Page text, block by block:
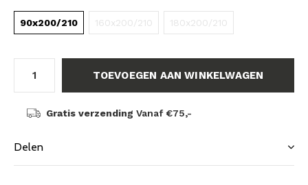
90x200/210 160x200/210 180x200/210
TOEVOEGEN AAN WINKELWAGEN
Gratis verzending Vanaf €75,-
Delen